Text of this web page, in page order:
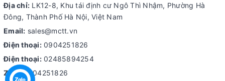
Địa chỉ: LK12-8, Khu tái định cư Ngô Thì Nhậm, Phường Hà
Đông, Thành Phố Hà Nội, Việt Nam
Email: sales@mctt.vn
Điện thoại: 0904251826
Điện thoại: 02485894254
Zalo: 0904251826